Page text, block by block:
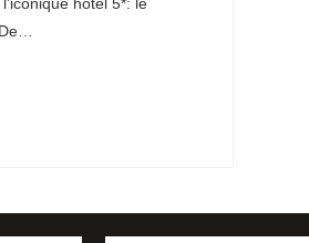
hôtel 5*: le